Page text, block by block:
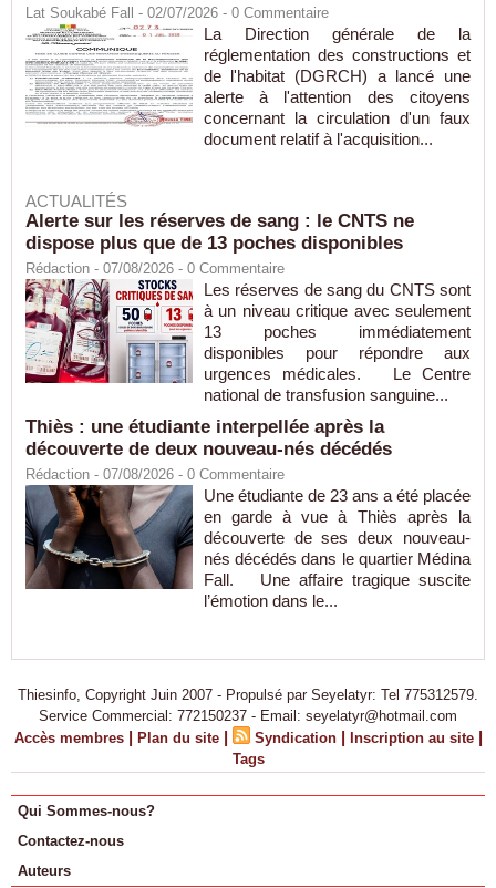
Lat Soukabé Fall - 02/07/2026 - 0 Commentaire
La Direction générale de la
réglementation des constructions et
de l'habitat (DGRCH) a lancé une
alerte à l'attention des citoyens
concernant la circulation d'un faux
document relatif à l'acquisition...
ACTUALITÉS
Alerte sur les réserves de sang : le CNTS ne
dispose plus que de 13 poches disponibles
Rédaction - 07/08/2026 - 0 Commentaire
Les réserves de sang du CNTS sont
à un niveau critique avec seulement
13 poches immédiatement
disponibles pour répondre aux
urgences médicales. Le Centre
national de transfusion sanguine...
Thiès : une étudiante interpellée après la
découverte de deux nouveau-nés décédés
Rédaction - 07/08/2026 - 0 Commentaire
Une étudiante de 23 ans a été placée
en garde à vue à Thiès après la
découverte de ses deux nouveau-
nés décédés dans le quartier Médina
Fall. Une affaire tragique suscite
l’émotion dans le...
Thiesinfo, Copyright Juin 2007 - Propulsé par Seyelatyr: Tel 775312579.
Service Commercial: 772150237 - Email: seyelatyr@hotmail.com
Accès membres | Plan du site | Syndication | Inscription au site |
Tags
Qui Sommes-nous?
Contactez-nous
Auteurs